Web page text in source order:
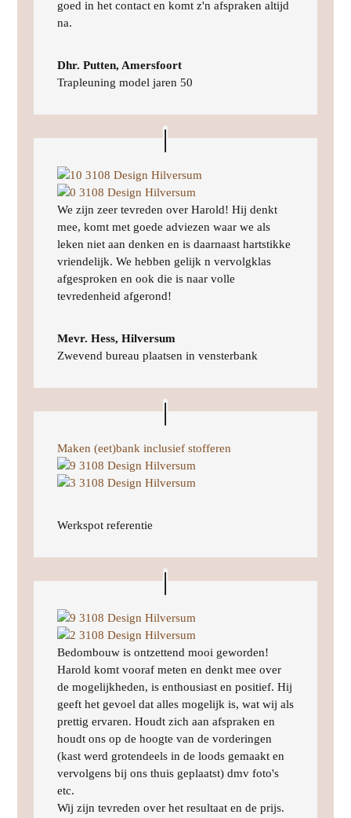
goed in het contact en komt z'n afspraken altijd
na.
Dhr. Putten, Amersfoort
Trapleuning model jaren 50
We zijn zeer tevreden over Harold! Hij denkt
mee, komt met goede adviezen waar we als
leken niet aan denken en is daarnaast hartstikke
vriendelijk. We hebben gelijk n vervolgklas
afgesproken en ook die is naar volle
tevredenheid afgerond!
Mevr. Hess, Hilversum
Zwevend bureau plaatsen in vensterbank
Maken (eet)bank inclusief stofferen
Werkspot referentie
Bedombouw is ontzettend mooi geworden!
Harold komt vooraf meten en denkt mee over
de mogelijkheden, is enthousiast en positief. Hij
geeft het gevoel dat alles mogelijk is, wat wij als
prettig ervaren. Houdt zich aan afspraken en
houdt ons op de hoogte van de vorderingen
(kast werd grotendeels in de loods gemaakt en
vervolgens bij ons thuis geplaatst) dmv foto's
etc.
Wij zijn tevreden over het resultaat en de prijs.